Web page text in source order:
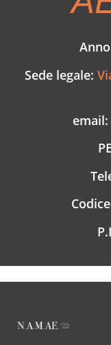
Sede legale:
email: